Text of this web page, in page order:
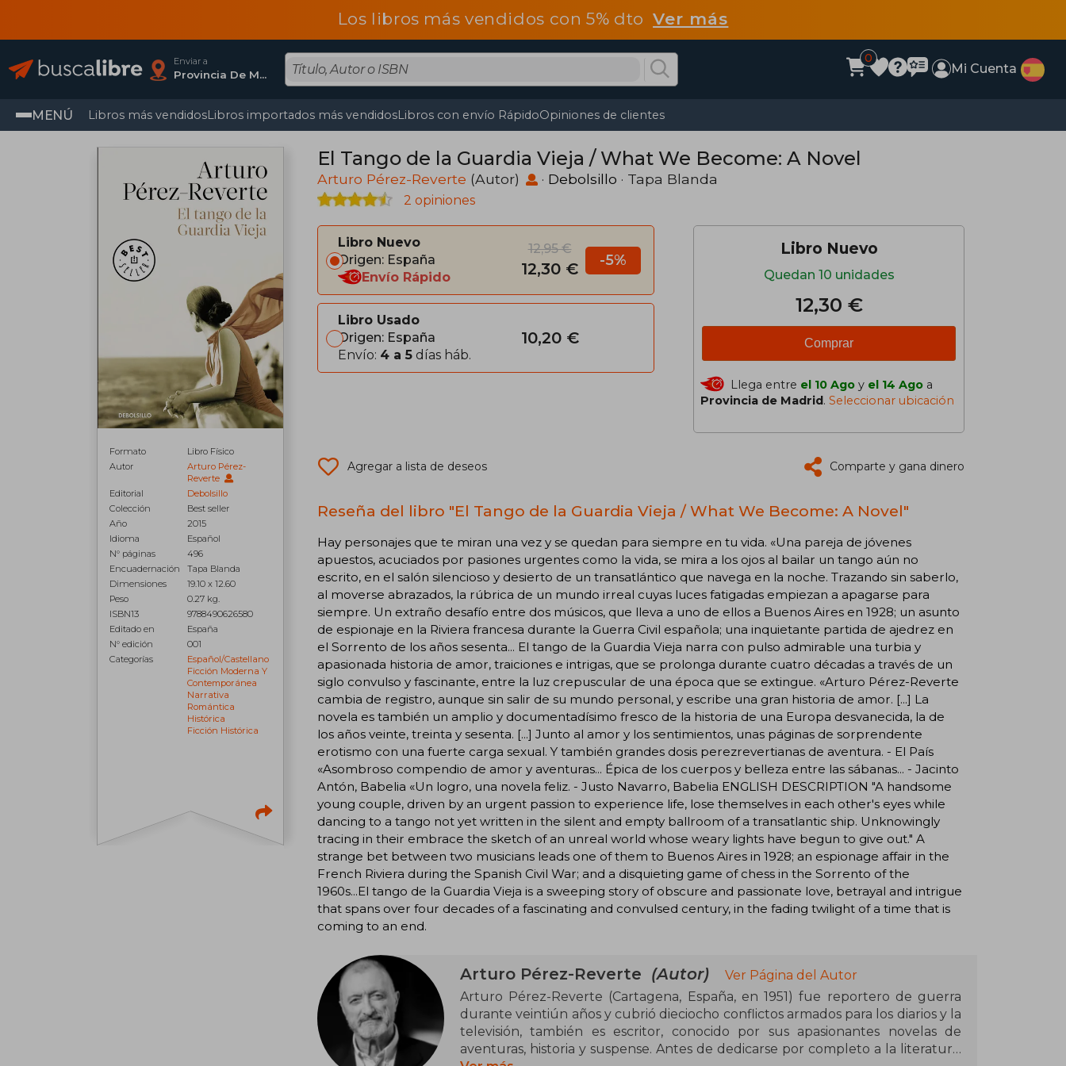
Los libros más vendidos con 5% dtoVer más
Enviar a
Provincia De Madrid
0
Mi Cuenta
MENÚ Libros más vendidosLibros importados más vendidosLibros con envío RápidoOpiniones de clientes
Formato
Libro Físico
Autor
Arturo Pérez-
Reverte
Editorial
Debolsillo
Colección
Best seller
Año
2015
Idioma
Español
N° páginas
496
Encuadernación
Tapa Blanda
Dimensiones
19.10 x 12.60
Peso
0.27 kg.
ISBN13
9788490626580
Editado en
España
N° edición
001
Categorías
Español/castellano
Ficción Moderna Y
Contemporánea
Narrativa
Romántica
Histórica
Ficción Histórica
El Tango de la Guardia Vieja / What We Become: A Novel
Arturo Pérez-Reverte (Autor) · Debolsillo · Tapa Blanda
2 opiniones
Libro Nuevo
Origen: España
Envío Rápido
12,95 €
12,30 € -5%
Libro Usado
Origen: España
Envío: 4 a 5 días háb.
10,20 €
Libro Nuevo
Quedan 10 unidades
12,30 €
Comprar
Llega entre el 10 Ago y el 14 Ago a
Provincia de Madrid. Seleccionar ubicación
Agregar a lista de deseos Comparte y gana dinero
Reseña del libro "El Tango de la Guardia Vieja / What We Become: A Novel"
Hay personajes que te miran una vez y se quedan para siempre en tu vida. «Una pareja de jóvenes
apuestos, acuciados por pasiones urgentes como la vida, se mira a los ojos al bailar un tango aún no
escrito, en el salón silencioso y desierto de un transatlántico que navega en la noche. Trazando sin saberlo,
al moverse abrazados, la rúbrica de un mundo irreal cuyas luces fatigadas empiezan a apagarse para
siempre. Un extraño desafío entre dos músicos, que lleva a uno de ellos a Buenos Aires en 1928; un asunto
de espionaje en la Riviera francesa durante la Guerra Civil española; una inquietante partida de ajedrez en
el Sorrento de los años sesenta... El tango de la Guardia Vieja narra con pulso admirable una turbia y
apasionada historia de amor, traiciones e intrigas, que se prolonga durante cuatro décadas a través de un
siglo convulso y fascinante, entre la luz crepuscular de una época que se extingue. «Arturo Pérez-Reverte
cambia de registro, aunque sin salir de su mundo personal, y escribe una gran historia de amor. [...] La
novela es también un amplio y documentadísimo fresco de la historia de una Europa desvanecida, la de
los años veinte, treinta y sesenta. [...] Junto al amor y los sentimientos, unas páginas de sorprendente
erotismo con una fuerte carga sexual. Y también grandes dosis perezrevertianas de aventura. - El País
«Asombroso compendio de amor y aventuras... Épica de los cuerpos y belleza entre las sábanas... - Jacinto
Antón, Babelia «Un logro, una novela feliz. - Justo Navarro, Babelia ENGLISH DESCRIPTION "A handsome
young couple, driven by an urgent passion to experience life, lose themselves in each other's eyes while
dancing to a tango not yet written in the silent and empty ballroom of a transatlantic ship. Unknowingly
tracing in their embrace the sketch of an unreal world whose weary lights have begun to give out." A
strange bet between two musicians leads one of them to Buenos Aires in 1928; an espionage affair in the
French Riviera during the Spanish Civil War; and a disquieting game of chess in the Sorrento of the
1960s...El tango de la Guardia Vieja is a sweeping story of obscure and passionate love, betrayal and intrigue
that spans over four decades of a fascinating and convulsed century, in the fading twilight of a time that is
coming to an end.
Arturo Pérez-Reverte (Autor)
Ver Página del Autor
Arturo Pérez-Reverte (Cartagena, España, en 1951) fue reportero de guerra
durante veintiún años y cubrió dieciocho conflictos armados para los diarios y la
televisión, también es escritor, conocido por sus apasionantes novelas de
aventuras, historia y suspense. Antes de dedicarse por completo a la literatura,